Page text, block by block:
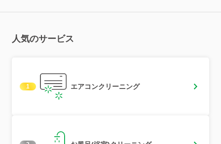
人気のサービス
1 エアコンクリーニング